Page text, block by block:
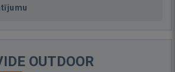
OUTDOOR